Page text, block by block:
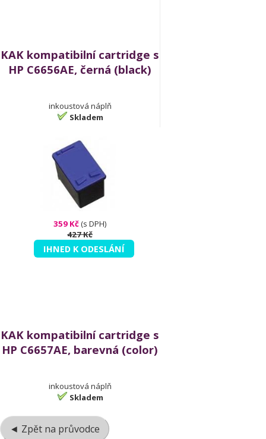
KAK kompatibilní cartridge s
HP C6656AE, černá (black)
inkoustová náplň
Skladem
359 Kč(s DPH)
427 Kč
IHNED K ODESLÁNÍ
KAK kompatibilní cartridge s
HP C6657AE, barevná (color)
inkoustová náplň
Skladem
◄ Zpět na průvodce